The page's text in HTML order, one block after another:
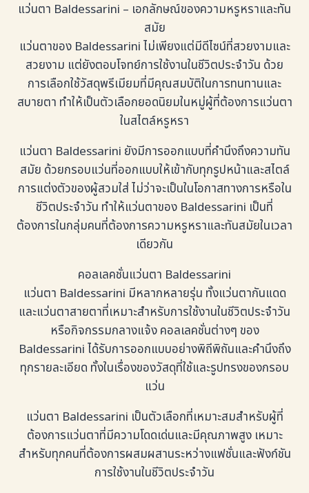
แว่นตา Baldessarini – เอกลักษณ์ของความหรูหราและทัน
สมัย
แว่นตาของ Baldessarini ไม่เพียงแต่มีดีไซน์ที่สวยงามและ
สวยงาม แต่ยังตอบโจทย์การใช้งานในชีวิตประจำวัน ด้วย
การเลือกใช้วัสดุพรีเมียมที่มีคุณสมบัติในการทนทานและ
สบายตา ทำให้เป็นตัวเลือกยอดนิยมในหมู่ผู้ที่ต้องการแว่นตา
ในสไตล์หรูหรา
แว่นตา Baldessarini ยังมีการออกแบบที่คำนึงถึงความทัน
สมัย ด้วยกรอบแว่นที่ออกแบบให้เข้ากับทุกรูปหน้าและสไตล์
การแต่งตัวของผู้สวมใส่ ไม่ว่าจะเป็นในโอกาสทางการหรือใน
ชีวิตประจำวัน ทำให้แว่นตาของ Baldessarini เป็นที่
ต้องการในกลุ่มคนที่ต้องการความหรูหราและทันสมัยในเวลา
เดียวกัน
คอลเลคชั่นแว่นตา Baldessarini
แว่นตา Baldessarini มีหลากหลายรุ่น ทั้งแว่นตากันแดด
และแว่นตาสายตาที่เหมาะสำหรับการใช้งานในชีวิตประจำวัน
หรือกิจกรรมกลางแจ้ง คอลเลคชั่นต่างๆ ของ
Baldessarini ได้รับการออกแบบอย่างพิถีพิถันและคำนึงถึง
ทุกรายละเอียด ทั้งในเรื่องของวัสดุที่ใช้และรูปทรงของกรอบ
แว่น
แว่นตา Baldessarini เป็นตัวเลือกที่เหมาะสมสำหรับผู้ที่
ต้องการแว่นตาที่มีความโดดเด่นและมีคุณภาพสูง เหมาะ
สำหรับทุกคนที่ต้องการผสมผสานระหว่างแฟชั่นและฟังก์ชัน
การใช้งานในชีวิตประจำวัน